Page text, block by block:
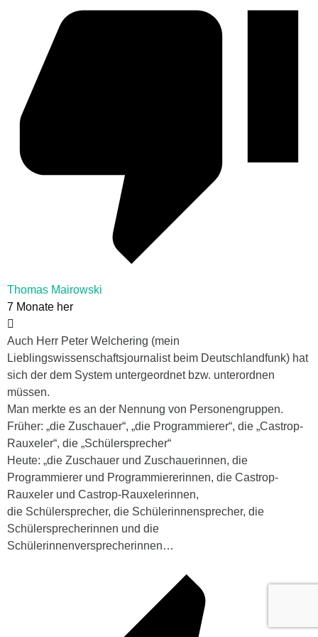
Thomas Mairowski
7 Monate her
Auch Herr Peter Welchering (mein
Lieblingswissenschaftsjournalist beim Deutschlandfunk) hat
sich der dem System untergeordnet bzw. unterordnen
müssen.
Man merkte es an der Nennung von Personengruppen.
Früher: „die Zuschauer“, „die Programmierer“, die „Castrop-
Rauxeler“, die „Schülersprecher“
Heute: „die Zuschauer und Zuschauerinnen, die
Programmierer und Programmiererinnen, die Castrop-
Rauxeler und Castrop-Rauxelerinnen,
die Schülersprecher, die Schülerinnensprecher, die
Schülersprecherinnen und die
Schülerinnenversprecherinnen…